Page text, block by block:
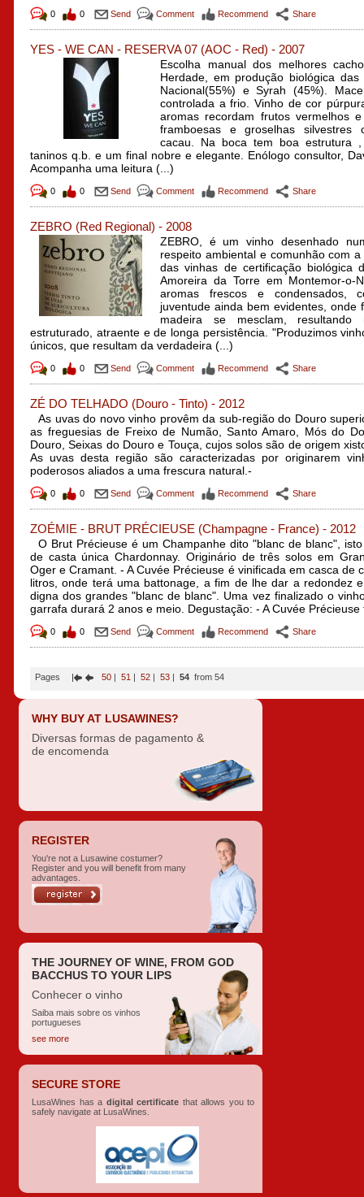
0 0 Send Comment Recommend Share
YES - WE CAN - RESERVA 07 (AOC - Red) - 2007
Escolha manual dos melhores
Herdade, em produção biológica das
Nacional(55%) e Syrah (45%).
controlada a frio. Vinho de cor
aromas recordam frutos vermelhos
framboesas e groselhas silvestres
cacau. Na boca tem boa estrutura ,
taninos q.b. e um final nobre e elegante. Enólogo consultor,
Acompanha uma leitura (...)
0 0 Send Comment Recommend Share
ZEBRO (Red Regional) - 2008
ZEBRO, é um vinho desenhado
respeito ambiental e comunhão com
das vinhas de certificação biológica
Amoreira da Torre em Montemor-o-
aromas frescos e condensados,
juventude ainda bem evidentes, onde
madeira se mesclam, resultando
estruturado, atraente e de longa persistência. "Produzimos
únicos, que resultam da verdadeira (...)
0 0 Send Comment Recommend Share
ZÉ DO TELHADO (Douro - Tinto) - 2012
As uvas do novo vinho provêm da sub-região do Douro
as freguesias de Freixo de Numão, Santo Amaro, Mós do
Douro, Seixas do Douro e Touça, cujos solos são de origem
As uvas desta região são caracterizadas por originarem
poderosos aliados a uma frescura natural.-
0 0 Send Comment Recommend Share
ZOÉMIE - BRUT PRÉCIEUSE (Champagne - France) - 2012
O Brut Précieuse é um Champanhe dito "blanc de blanc",
de casta única Chardonnay. Originário de três solos em
Oger e Cramant. - A Cuvée Précieuse é vinificada em casca de
litros, onde terá uma battonage, a fim de lhe dar a redondez
digna dos grandes "blanc de blanc". Uma vez finalizado o
garrafa durará 2 anos e meio. Degustação: - A Cuvée
0 0 Send Comment Recommend Share
Pages 50 | 51 | 52 | 53 | 54 from 54
WHY BUY AT LUSAWINES?
Diversas formas de pagamento &
de encomenda
REGISTER
You're not a Lusawine costumer?
Register and you will benefit from many
advantages.
THE JOURNEY OF WINE, FROM GOD
BACCHUS TO YOUR LIPS
Conhecer o vinho
Saiba mais sobre os vinhos
portugueses
see more
SECURE STORE
LusaWines has a digital certificate that allows you to
safely navigate at LusaWines.